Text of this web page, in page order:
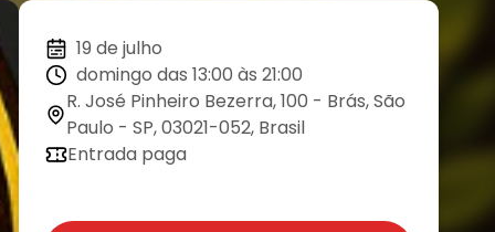
19 de julho
domingo das 13:00 às 21:00
R. José Pinheiro Bezerra, 100 - Brás, São
Paulo - SP, 03021-052, Brasil
Entrada paga